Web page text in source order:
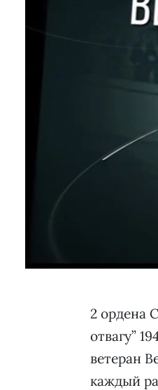
2 ордена
отвагу”
ветеран
каждый